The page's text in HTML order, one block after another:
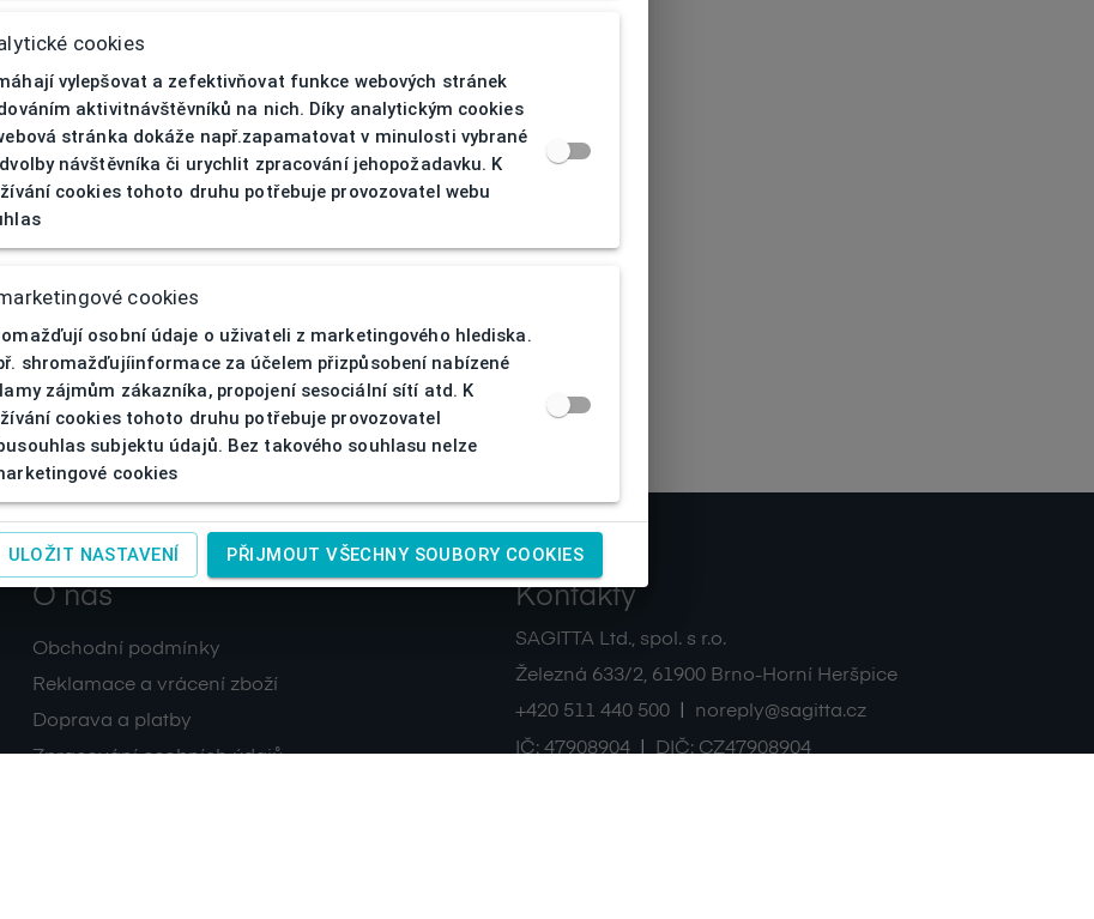
O nás
Obchodní podmínky
Reklamace a vrácení zboží
Doprava a platby
Zpracování osobních údajů
Kontakty
SAGITTA Ltd., spol. s r.o.
Železná 633/2, 61900 Brno-Horní Heršpice
+420 511 440 500
noreply@sagitta.cz
IČ: 47908904 | DIČ: CZ47908904
cookies
vylepšovat a zefektivňovat funkce webových stránek
aktivitnávštěvníků na nich. Díky analytickým cookies
stránka dokáže např.zapamatovat v minulosti vybrané
návštěvníka či urychlit zpracování jehopožadavku. K
cookies tohoto druhu potřebuje provozovatel webu
cookies
osobní údaje o uživateli z marketingového hlediska.
shromažďujíinformace za účelem přizpůsobení nabízené
zájmům zákazníka, propojení sesociální sítí atd. K
cookies tohoto druhu potřebuje provozovatel
subjektu údajů. Bez takového souhlasu nelze
cookies
ULOŽIT NASTAVENÍ PŘIJMOUT VŠECHNY SOUBORY COOKIES